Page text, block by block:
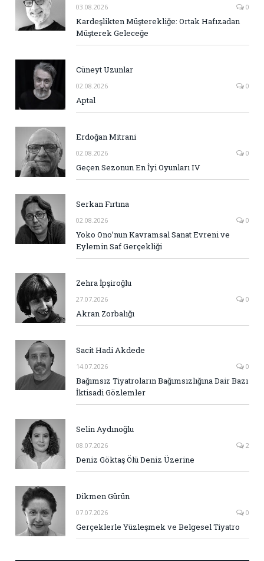
03.08.2026 0
Kardeşlikten Müşterekliğe: Ortak Hafızadan
Müşterek Geleceğe
Cüneyt Uzunlar
02.08.2026 0
Aptal
Erdoğan Mitrani
02.08.2026 0
Geçen Sezonun En İyi Oyunları IV
Serkan Fırtına
02.08.2026 0
Yoko Ono’nun Kavramsal Sanat Evreni ve
Eylemin Saf Gerçekliği
Zehra İpşiroğlu
27.07.2026 0
Akran Zorbalığı
Sacit Hadi Akdede
14.07.2026 0
Bağımsız Tiyatroların Bağımsızlığına Dair Bazı
İktisadi Gözlemler
Selin Aydınoğlu
08.07.2026 2
Deniz Göktaş Ölü Deniz Üzerine
Dikmen Gürün
07.07.2026 0
Gerçeklerle Yüzleşmek ve Belgesel Tiyatro